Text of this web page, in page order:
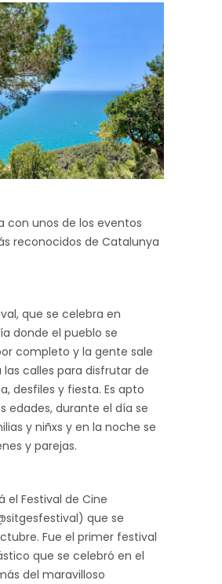
con unos de los eventos
reconocidos de Catalunya
que se celebra en
donde el pueblo se
completo y la gente sale
las calles para disfrutar de
desfiles y fiesta. Es apto
edades, durante el día se
y niñxs y en la noche se
y parejas.
el Festival de Cine
que se
Fue el primer festival
que se celebró en el
del maravilloso